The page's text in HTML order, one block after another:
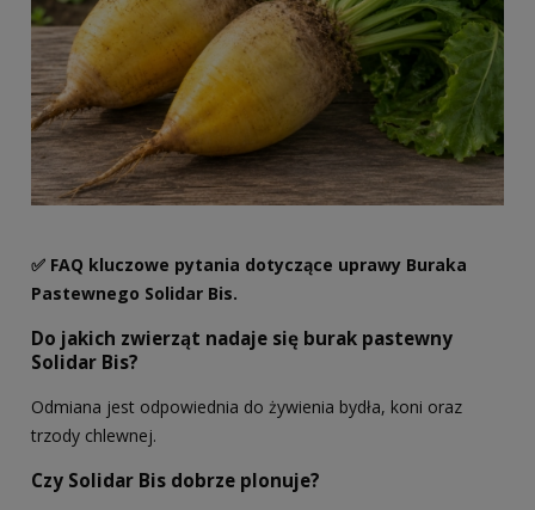
✅ FAQ kluczowe pytania dotyczące uprawy Buraka
Pastewnego Solidar Bis.
Do jakich zwierząt nadaje się burak pastewny
Solidar Bis?
Odmiana jest odpowiednia do żywienia bydła, koni oraz
trzody chlewnej.
Czy Solidar Bis dobrze plonuje?